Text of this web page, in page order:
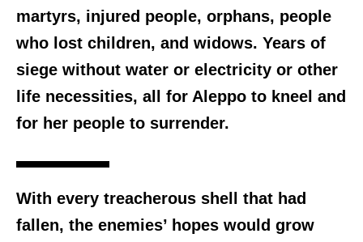
martyrs, injured people, orphans, people
who lost children, and widows. Years of
siege without water or electricity or other
life necessities, all for Aleppo to kneel and
for her people to surrender.
With every treacherous shell that had
fallen, the enemies’ hopes would grow